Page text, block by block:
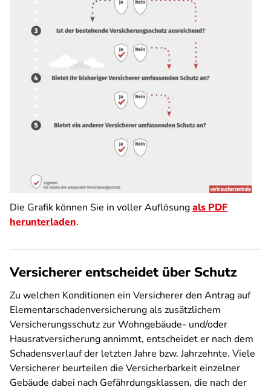
Die Grafik können Sie in voller Auflösungals PDF
herunterladen.
Versicherer entscheidet über Schutz
Zu welchen Konditionen ein Versicherer den Antrag auf
Elementarschadenversicherung als zusätzlichem
Versicherungsschutz zur Wohngebäude- und/oder
Hausratversicherung annimmt, entscheidet er nach dem
Schadensverlauf der letzten Jahre bzw. Jahrzehnte. Viele
Versicherer beurteilen die Versicherbarkeit einzelner
Gebäude dabei nach Gefährdungsklassen, die nach der